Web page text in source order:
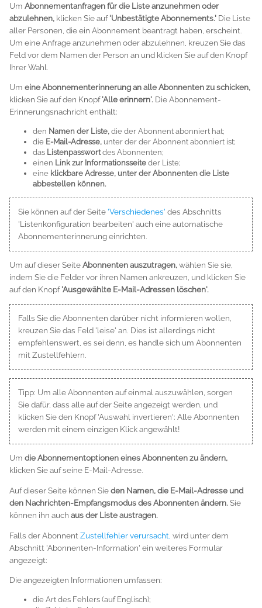
Um Abonnementanfragen für die Liste anzunehmen oder
abzulehnen, klicken Sie auf'Unbestätigte Abonnements.' Die Liste
aller Personen, die ein Abonnement beantragt haben, erscheint.
Um eine Anfrage anzunehmen oder abzulehnen, kreuzen Sie das
Feld vor dem Namen der Person an und klicken Sie auf den Knopf
Ihrer Wahl.
Um eine Abonnementerinnerung an alle Abonnenten zu schicken,
klicken Sie auf den Knopf'Alle erinnern'. Die Abonnement-
Erinnerungsnachricht enthält:
den Namen der Liste, die der Abonnent abonniert hat;
die E-Mail-Adresse, unter der der Abonnent abonniert ist;
das Listenpasswortdes Abonnenten;
einen Link zur Informationsseite der Liste;
eine klickbare Adresse, unter der Abonnenten die Liste
abbestellen können.
Sie können auf der Seite 'Verschiedenes' des Abschnitts
'Listenkonfiguration bearbeiten' auch eine automatische
Abonnementerinnerung einrichten.
Um auf dieser SeiteAbonnenten auszutragen,wählen Sie sie,
indem Sie die Felder vor ihren Namen ankreuzen, und klicken Sie
auf den Knopf'Ausgewählte E-Mail-Adressen löschen'.
Falls Sie die Abonnenten darüber nicht informieren wollen,
kreuzen Sie das Feld 'leise' an. Dies ist allerdings nicht
empfehlenswert, es sei denn, es handle sich um Abonnenten
mit Zustellfehlern.
Tipp: Um alle Abonnenten auf einmal auszuwählen, sorgen
Sie dafür, dass alle auf der Seite angezeigt werden, und
klicken Sie den Knopf 'Auswahl invertieren': Alle Abonnenten
werden mit einem einzigen Klick angewählt!
Um die Abonnementoptionen eines Abonnenten zu ändern,
klicken Sie auf seine E-Mail-Adresse.
Auf dieser Seite können Sieden Namen, die E-Mail-Adresse und
den Nachrichten-Empfangsmodus des Abonnenten ändern. Sie
können ihn auch aus der Liste austragen.
Falls der Abonnent Zustellfehler verursacht, wird unter dem
Abschnitt 'Abonnenten-Information' ein weiteres Formular
angezeigt:
Die angezeigten Informationen umfassen:
die Art des Fehlers (auf Englisch);